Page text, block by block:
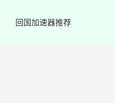
回国加速器推荐